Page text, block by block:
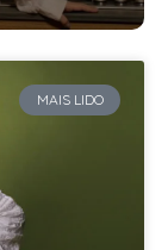
MAIS LIDO